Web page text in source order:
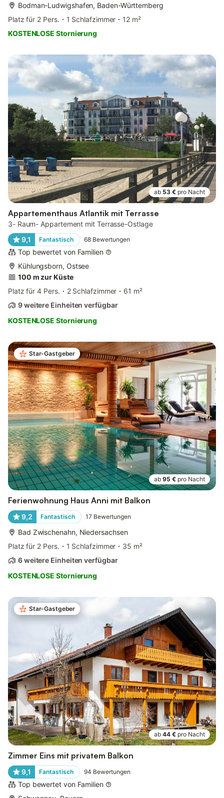
Bodman-Ludwigshafen, Baden-Württemberg
Platz für 2 Pers.
1 Schlafzimmer
12 m²
KOSTENLOSE Stornierung
ab 53 € pro Nacht
Appartementhaus Atlantik mit Terrasse
3- Raum- Appartement mit Terrasse-Ostlage
9,1
Fantastisch 68 Bewertungen
Top bewertet von Familien
Kühlungsborn, Ostsee
100 m zur Küste
Platz für 4 Pers.
2 Schlafzimmer
61 m²
9 weitere Einheiten verfügbar
KOSTENLOSE Stornierung
Star-Gastgeber
ab 95 € pro Nacht
Ferienwohnung Haus Anni mit Balkon
9,2 Fantastisch 17 Bewertungen
Bad Zwischenahn, Niedersachsen
Platz für 2 Pers.
1 Schlafzimmer
35 m²
6 weitere Einheiten verfügbar
KOSTENLOSE Stornierung
Star-Gastgeber
ab 44 € pro Nacht
Zimmer Eins mit privatem Balkon
9,1 Fantastisch 94 Bewertungen
Top bewertet von Familien